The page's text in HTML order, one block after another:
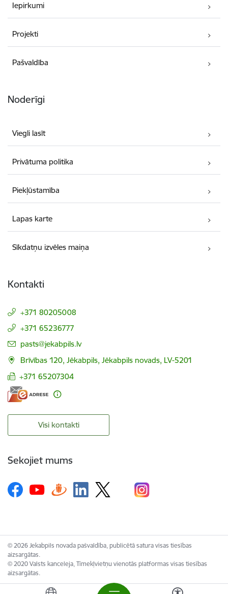
Iepirkumi
Projekti
Pašvaldība
Noderīgi
Viegli lasīt
Privātuma politika
Piekļūstamība
Lapas karte
Sīkdatņu izvēles maiņa
Kontakti
+371 80205008
+371 65236777
E-pasts:
pasts@jekabpils.lv
Brīvības 120, Jēkabpils, Jēkabpils novads, LV-5201
+371 65207304
Visi kontakti
Sekojiet mums
© 2026 Jekabpils novada pašvaldība, publicētā satura visas tiesības
aizsargātas.
© 2020 Valsts kanceleja, Tīmekļvietņu vienotās platformas visas tiesības
aizsargātas.